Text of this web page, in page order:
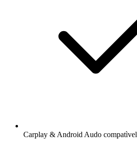
Carplay & Android Audo compatìvel